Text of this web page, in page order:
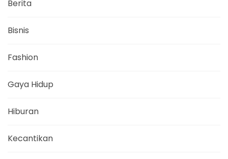
Berita
Bisnis
Fashion
Gaya Hidup
Hiburan
Kecantikan